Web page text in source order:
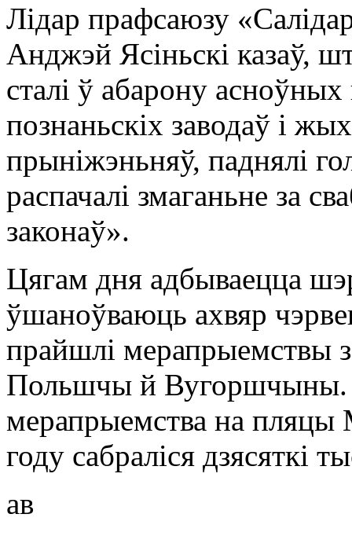
Лідар прафсаюзу
Анджэй Ясіньскі казаў,
сталі ў абарону
познаньскіх заводаў і
прыніжэньняў, паднялі
распачалі змаганьне за
законаў».
Цягам дня адбываецца
ўшаноўваюць ахвяр
прайшлі мерапрыемствы
Польшчы й Вугоршчыны.
мерапрыемства на пляцы
году сабраліся дзясяткі
ав